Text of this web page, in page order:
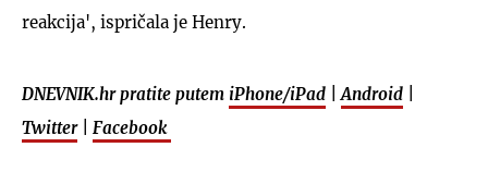
reakcija', ispričala je Henry.
DNEVNIK.hr pratite putem iPhone/iPad Android
Twitter| Facebook